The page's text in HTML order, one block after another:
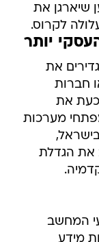
שיארגן את
לקרוס.
יותר
את
חברות
כעת את
מערכות
את הגדלת
המחשב
מידע